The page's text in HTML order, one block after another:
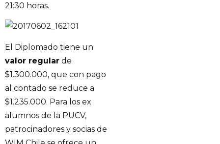
21:30 horas.
El Diplomado tiene un
valor regular de
$1.300.000, que con pago
al contado se reduce a
$1.235.000. Para los ex
alumnos de la PUCV,
patrocinadores y socias de